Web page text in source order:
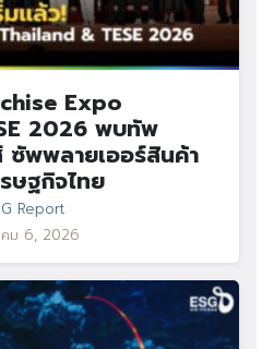
Expo
2026 พบทัพ
ซัพพลายเออร์สินค้า
ษฐกิจไทย
Report
คม 6, 2026